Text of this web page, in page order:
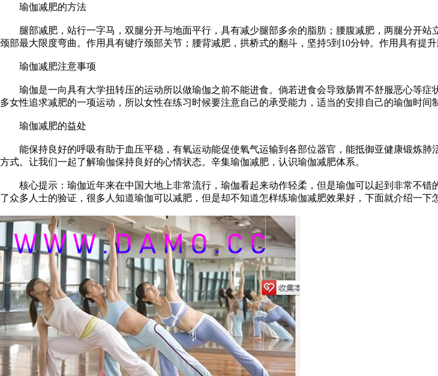
瑜伽减肥的方法
腿部减肥，站行一字马，双腿分开与地面平行，具有减少腿部多余的脂肪；腰腹减肥，两腿分开站
颈部最大限度弯曲。作用具有键疗颈部关节；腰背减肥，拱桥式的翻斗，坚持5到10分钟。作用具有提
瑜伽减肥注意事项
瑜伽是一向具有大学扭转压的运动所以做瑜伽之前不能进食。倘若进食会导致肠胃不舒服恶心等症
多女性追求减肥的一项运动，所以女性在练习时候要注意自己的承受能力，适当的安排自己的瑜伽时间
瑜伽减肥的益处
能保持良好的呼吸有助于血压平稳，有氧运动能促使氧气运输到各部位器官，能抵御亚健康锻炼肺
方式。让我们一起了解瑜伽保持良好的心情状态。辛集瑜伽减肥，认识瑜伽减肥体系。
核心提示：瑜伽近年来在中国大地上非常流行，瑜伽看起来动作轻柔，但是瑜伽可以起到非常不错
了众多人士的验证，很多人知道瑜伽可以减肥，但是却不知道怎样练瑜伽减肥效果好，下面就介绍一下